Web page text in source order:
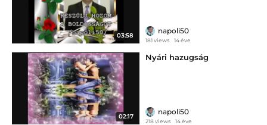
03:58
napoli50
181 views 14 éve
02:17
Nyári hazugság
napoli50
218 views 14 éve